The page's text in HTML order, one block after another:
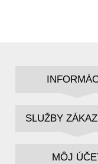
SLUŽBY
MÔJ